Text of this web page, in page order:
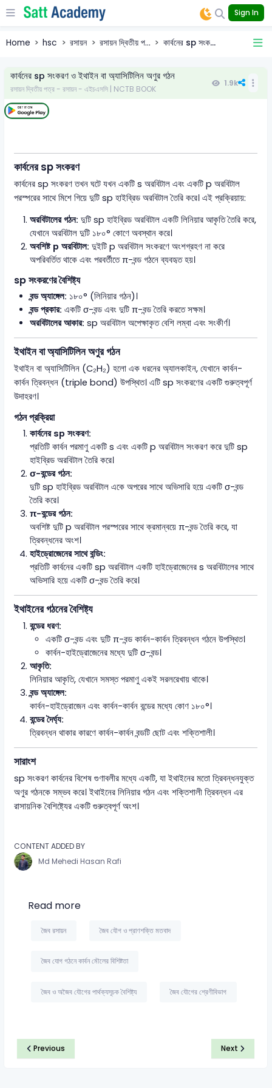
Sign In
Home hsc রসায়ন রসায়ন দ্বিতীয় প... কার্বনের sp সংক...
কার্বনের sp সংকরণ ও ইথাইন বা অ্যাসিটিলিন অণুর গঠন
রসায়ন দ্বিতীয় পত্র - রসায়ন - এইচএসসি | NCTB BOOK
1.9k
কার্বনের sp সংকরণ
কার্বনের sp সংকরণ তখন ঘটে যখন একটি s অরবিটাল এবং একটি p অরবিটাল
পরস্পরের সাথে মিশে গিয়ে দুটি sp হাইব্রিড অরবিটাল তৈরি করে। এই প্রক্রিয়ায়:
অরবিটালের গঠন: দুটি sp হাইব্রিড অরবিটাল একটি লিনিয়ার আকৃতি তৈরি করে,
যেখানে অরবিটাল দুটি ১৮০° কোণে অবস্থান করে।
অবশিষ্ট p অরবিটাল: দুইটি p অরবিটাল সংকরণে অংশগ্রহণ না করে
অপরিবর্তিত থাকে এবং পরবর্তীতে π-বন্ড গঠনে ব্যবহৃত হয়।
sp সংকরণের বৈশিষ্ট্য
বন্ড অ্যাঙ্গেল: ১৮০° (লিনিয়ার গঠন)।
বন্ড প্রকার: একটি σ-বন্ড এবং দুটি π-বন্ড তৈরি করতে সক্ষম।
অরবিটালের আকার: sp অরবিটাল অপেক্ষাকৃত বেশি লম্বা এবং সংকীর্ণ।
ইথাইন বা অ্যাসিটিলিন অণুর গঠন
ইথাইন বা অ্যাসিটিলিন (C₂H₂) হলো এক ধরনের অ্যালকাইন, যেখানে কার্বন-
কার্বন ত্রিবন্ধন (triple bond) উপস্থিত। এটি sp সংকরণের একটি গুরুত্বপূর্ণ
উদাহরণ।
গঠন প্রক্রিয়া
কার্বনের sp সংকরণ:
প্রতিটি কার্বন পরমাণু একটি s এবং একটি p অরবিটাল সংকরণ করে দুটি sp
হাইব্রিড অরবিটাল তৈরি করে।
σ-বন্ডের গঠন:
দুটি sp হাইব্রিড অরবিটাল একে অপরের সাথে অভিসারি হয়ে একটি σ-বন্ড
তৈরি করে।
π-বন্ডের গঠন:
অবশিষ্ট দুটি p অরবিটাল পরস্পরের সাথে ক্রমান্বয়ে π-বন্ড তৈরি করে, যা
ত্রিবন্ধনের অংশ।
হাইড্রোজেনের সাথে বন্ডিং:
প্রতিটি কার্বনের একটি sp অরবিটাল একটি হাইড্রোজেনের s অরবিটালের সাথে
অভিসারি হয়ে একটি σ-বন্ড তৈরি করে।
ইথাইনের গঠনের বৈশিষ্ট্য
বন্ডের ধরণ:
একটি σ-বন্ড এবং দুটি π-বন্ড কার্বন-কার্বন ত্রিবন্ধন গঠনে উপস্থিত।
কার্বন-হাইড্রোজেনের মধ্যে দুটি σ-বন্ড।
আকৃতি:
লিনিয়ার আকৃতি, যেখানে সমস্ত পরমাণু একই সরলরেখায় থাকে।
বন্ড অ্যাঙ্গেল:
কার্বন-হাইড্রোজেন এবং কার্বন-কার্বন বন্ডের মধ্যে কোণ ১৮০°।
বন্ডের দৈর্ঘ্য:
ত্রিবন্ধন থাকার কারণে কার্বন-কার্বন বন্ডটি ছোট এবং শক্তিশালী।
সারাংশ
sp সংকরণ কার্বনের বিশেষ গুণাবলীর মধ্যে একটি, যা ইথাইনের মতো ত্রিবন্ধনযুক্ত
অণুর গঠনকে সম্ভব করে। ইথাইনের লিনিয়ার গঠন এবং শক্তিশালী ত্রিবন্ধন এর
রাসায়নিক বৈশিষ্ট্যের একটি গুরুত্বপূর্ণ অংশ।
CONTENT ADDED BY
Md Mehedi Hasan Rafi
Read more
জৈব রসায়ন জৈব যৌগ ও প্রাণশক্তি মতবাদ
জৈব যোগ গঠনে কার্বন মৌলের বিশিষ্টতা
জৈব ও অজৈব যৌগের পার্থক্যসূচক বৈশিষ্ট্য জৈব যৌগের শ্রেণীবিভাগ
Previous Next